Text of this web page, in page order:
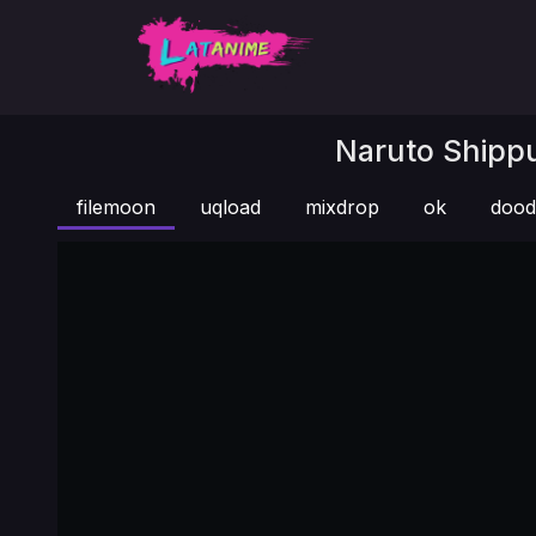
Naruto
filemoon uqload mixdrop ok